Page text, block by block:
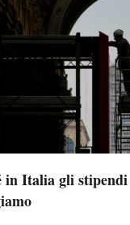
in Italia gli